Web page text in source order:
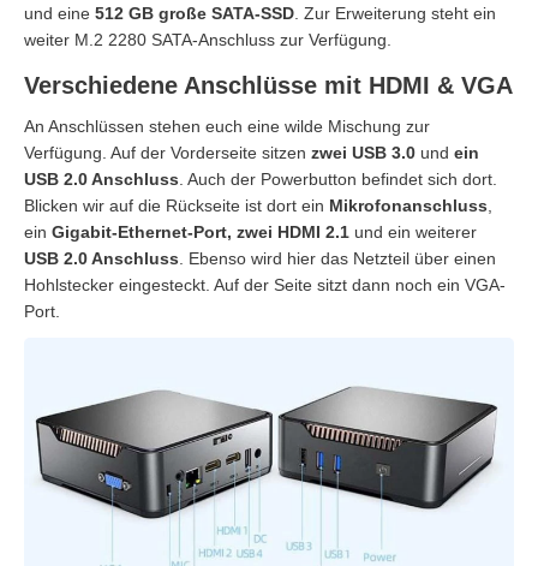
und eine 512 GB große SATA-SSD . Zur Erweiterung steht ein
weiter M.2 2280 SATA-Anschluss zur Verfügung.
Verschiedene Anschlüsse mit HDMI & VGA
An Anschlüssen stehen euch eine wilde Mischung zur
Verfügung. Auf der Vorderseite sitzen zwei USB 3.0 und ein
USB 2.0 Anschluss . Auch der Powerbutton befindet sich dort.
Blicken wir auf die Rückseite ist dort ein Mikrofonanschluss
ein Gigabit-Ethernet-Port, zwei HDMI 2.1 und ein weiterer
USB 2.0 Anschluss . Ebenso wird hier das Netzteil über einen
Hohlstecker eingesteckt. Auf der Seite sitzt dann noch ein VGA-
Port.